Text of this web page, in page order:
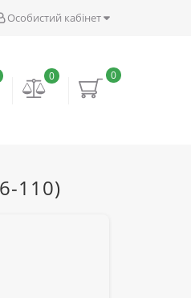
Особистий кабінет
0
0
110)